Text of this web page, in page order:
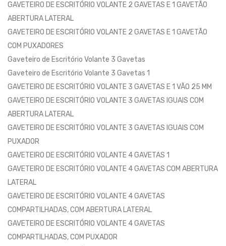
GAVETEIRO DE ESCRITÓRIO VOLANTE 2 GAVETAS E 1 GAVETÃO
ABERTURA LATERAL
GAVETEIRO DE ESCRITÓRIO VOLANTE 2 GAVETAS E 1 GAVETÃO
COM PUXADORES
Gaveteiro de Escritório Volante 3 Gavetas
Gaveteiro de Escritório Volante 3 Gavetas 1
GAVETEIRO DE ESCRITÓRIO VOLANTE 3 GAVETAS E 1 VÃO 25 MM
GAVETEIRO DE ESCRITÓRIO VOLANTE 3 GAVETAS IGUAIS COM
ABERTURA LATERAL
GAVETEIRO DE ESCRITÓRIO VOLANTE 3 GAVETAS IGUAIS COM
PUXADOR
GAVETEIRO DE ESCRITÓRIO VOLANTE 4 GAVETAS 1
GAVETEIRO DE ESCRITÓRIO VOLANTE 4 GAVETAS COM ABERTURA
LATERAL
GAVETEIRO DE ESCRITÓRIO VOLANTE 4 GAVETAS
COMPARTILHADAS, COM ABERTURA LATERAL
GAVETEIRO DE ESCRITÓRIO VOLANTE 4 GAVETAS
COMPARTILHADAS, COM PUXADOR